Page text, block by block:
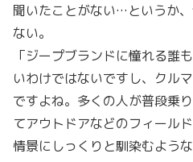
聞いたことがない…というか
ない。
「ジープブランドに憧れる誰
いわけではないですし、クル
ですよね。多くの人が普段乗
てアウトドアなどのフィール
情景にしっくりと馴染むよう